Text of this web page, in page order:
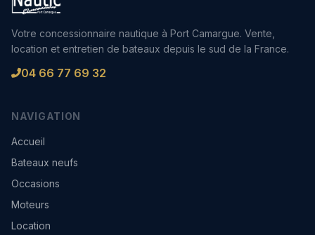
Votre concessionnaire nautique à Port Camargue. Vente,
location et entretien de bateaux depuis le sud de la France.
04 66 77 69 32
NAVIGATION
Accueil
Bateaux neufs
Occasions
Moteurs
Location